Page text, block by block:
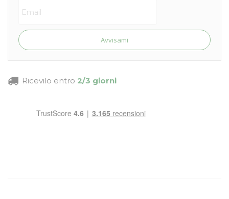
Avvisami
Ricevilo entro 2/3 giorni